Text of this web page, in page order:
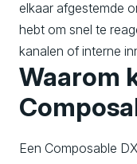
elkaar afgestemde
hebt om snel te
kanalen of interne
Waarom
Een Composable